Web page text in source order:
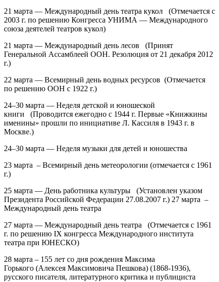
21 марта — Международный день театра кукол (Отмечается с
2003 г. по решению Конгресса УНИМА — Международного
союза деятелей театров кукол)
21 марта — Международный день лесов (Принят
Генеральной Ассамблеей ООН. Резолюция от 21 декабря 2012
г.)
22 марта — Всемирный день водных ресурсов (Отмечается
по решению ООН с 1922 г.)
24–30 марта — Неделя детской и юношеской
книги (Проводится ежегодно с 1944 г. Первые «Книжкины
именины» прошли по инициативе Л. Кассиля в 1943 г. в
Москве.)
24–30 марта — Неделя музыки для детей и юношества
23 марта – Всемирный день метеорологии (отмечается с 1961
г.)
25 марта — День работника культуры (Установлен указом
Президента Российской Федерации 27.08.2007 г.) 27 марта –
Международный день театра
27 марта — Международный день театра (Отмечается с 1961
г. по решению IX конгресса Международного института
театра при ЮНЕСКО)
28 марта – 155 лет со дня рождения Максима
Горького (Алексея Максимовича Пешкова) (1868-1936),
русского писателя, литературного критика и публициста